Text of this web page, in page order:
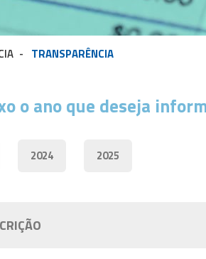
- TRANSPARÊNCIA
o ano que deseja
2024 2025